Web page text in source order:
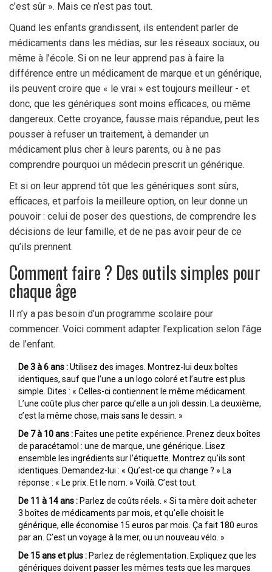
c’est sûr ». Mais ce n’est pas tout.
Quand les enfants grandissent, ils entendent parler de
médicaments dans les médias, sur les réseaux sociaux, ou
même à l’école. Si on ne leur apprend pas à faire la
différence entre un médicament de marque et un générique,
ils peuvent croire que « le vrai » est toujours meilleur - et
donc, que les génériques sont moins efficaces, ou même
dangereux. Cette croyance, fausse mais répandue, peut les
pousser à refuser un traitement, à demander un
médicament plus cher à leurs parents, ou à ne pas
comprendre pourquoi un médecin prescrit un générique.
Et si on leur apprend tôt que les génériques sont sûrs,
efficaces, et parfois la meilleure option, on leur donne un
pouvoir : celui de poser des questions, de comprendre les
décisions de leur famille, et de ne pas avoir peur de ce
qu’ils prennent.
Comment faire ? Des outils simples pour
chaque âge
Il n’y a pas besoin d’un programme scolaire pour
commencer. Voici comment adapter l’explication selon l’âge
de l’enfant.
De 3 à 6 ans :Utilisez des images. Montrez-lui deux boîtes
identiques, sauf que l’une a un logo coloré et l’autre est plus
simple. Dites : « Celles-ci contiennent le même médicament.
L’une coûte plus cher parce qu’elle a un joli dessin. La deuxième,
c’est la même chose, mais sans le dessin. »
De 7 à 10 ans : Faites une petite expérience. Prenez deux boîtes
de paracétamol : une de marque, une générique. Lisez
ensemble les ingrédients sur l’étiquette. Montrez qu’ils sont
identiques. Demandez-lui : « Qu’est-ce qui change ? » La
réponse : « Le prix. Et le nom. » Voilà. C’est tout.
De 11 à 14 ans : Parlez de coûts réels. « Si ta mère doit acheter
3 boîtes de médicaments par mois, et qu’elle choisit le
générique, elle économise 15 euros par mois. Ça fait 180 euros
par an. C’est un voyage à la mer, ou un nouveau vélo. »
De 15 ans et plus : Parlez de réglementation. Expliquez que les
génériques doivent passer les mêmes tests que les marques